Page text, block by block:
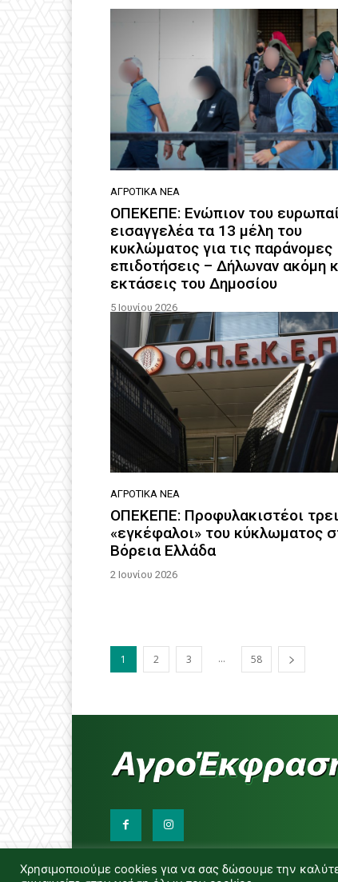
ΑΓΡΟΤΙΚΆ ΝΈΑ
ΟΠΕΚΕΠΕ: Ενώπιον του
εισαγγελέα τα 13 μέλη του
κυκλώματος για τις παράνομες
επιδοτήσεις – Δήλωναν ακόμη
εκτάσεις του Δημοσίου
5 Ιουνίου 2026
ΑΓΡΟΤΙΚΆ ΝΈΑ
ΟΠΕΚΕΠΕ: Προφυλακιστέοι
«εγκέφαλοι» του κύκλωματος
Βόρεια Ελλάδα
2 Ιουνίου 2026
1 2 3 ... 58
Χρησιμοποιούμε cookies για να σας δώσουμε την